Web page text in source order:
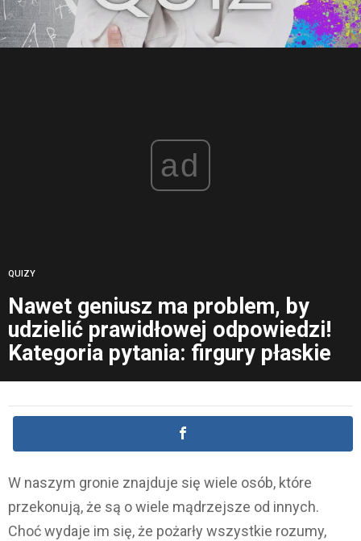
ad
QUIZY
Nawet geniusz ma problem, by
udzielić prawidłowej odpowiedzi!
Kategoria pytania: firgury płaskie
W naszym gronie znajduje się wiele osób, które
przekonują, że są o wiele mądrzejsze od innych.
Choć wydaje im się, że pożarły wszystkie rozumy,